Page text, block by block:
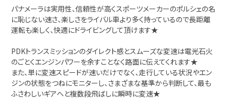
パナメーラは実用性、信頼性が高くスポーツメーカーのポルシェの名
に恥じない速さ、楽しさをライバル車より多く持っているので長距離
運転も楽しく、快適にドライビングして頂けます★
PDKトランスミッションのダイレクト感とスムーズな変速は電光石火
のごとくエンジンパワーを余すことなく路面に伝えてくれます★
また、単に変速スピードが速いだけでなく、走行している状況やエン
ジンの状態をつねにモニターし、さまざまな基準から判断して、最も
ふさわしいギアへと複数段飛ばしに瞬時に変速★